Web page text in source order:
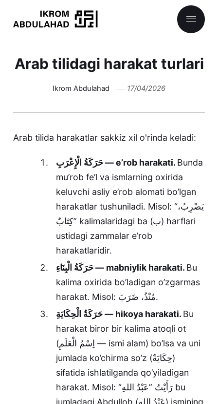
Arab tilidagi harakat turlari
Ikrom Abdulahad 17/04/2026
Arab tilida harakatlar sakkiz xil o'rinda keladi:
حَرَكَةُ الْإِعْرَبِ — e’rob harakati. Bunda
mu’rob fe’l va ismlarning oxirida
keluvchi asliy e’rob alomati bo’lgan
harakatlar tushuniladi. Misol: “يَضْرِبُ،
كِتَابٌ” kalimalaridagi ba (ب) harflari
ustidagi zammalar e’rob
harakatlaridir.
حَرَكَةُ الْبِنَاءِ — mabniylik harakati. Bu
kalima oxirida bo’ladigan o’zgarmas
harakat. Misol: مُنْذُ، ضَرَبَ.
حَرَكَةُ الْحِكَايَةِ — hikoya harakati. Bu
harakat biror bir kalima atoqli ot
(اِسْمُ الْعَلَمِ — ismi alam) bo’lsa va uni
jumlada ko’chirma so’z (حِكَايَةٌ)
sifatida ishlatilganda qo’yiladigan
harakat. Misol: “رَأَيْتُ ”عَبْدُ اللهِ bu